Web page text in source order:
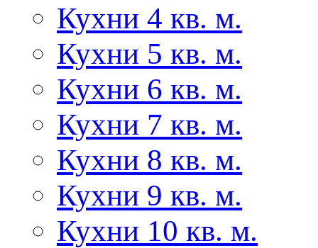
Кухни 4 кв. м.
Кухни 5 кв. м.
Кухни 6 кв. м.
Кухни 7 кв. м.
Кухни 8 кв. м.
Кухни 9 кв. м.
Кухни 10 кв. м.